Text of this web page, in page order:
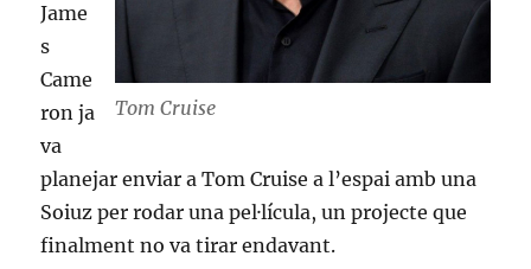
Tom Cruise
Jame
s
Came
ron ja
va
planejar enviar a Tom Cruise a l’espai amb una
Soiuz per rodar una pel·lícula, un projecte que
finalment no va tirar endavant.